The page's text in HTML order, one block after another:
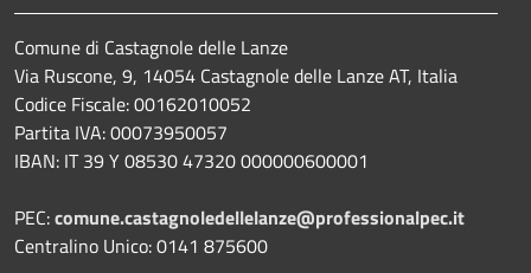
Comune di Castagnole delle Lanze
Via Ruscone, 9, 14054 Castagnole delle Lanze AT, Italia
Codice Fiscale: 00162010052
Partita IVA: 00073950057
IBAN: IT 39 Y 08530 47320 000000600001
PEC:comune.castagnoledellelanze@professionalpec.it
Centralino Unico: 0141 875600